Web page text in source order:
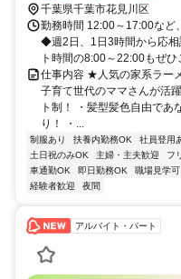
分
千葉県千葉市花見川区
勤務時間 12:00～17:00な
◆週2日、1日3時間から応
ト時間の8:00～22:00もぜひ
仕事内容 ★人気の家系ラー
子育て世代のママさんが活
ト制！ ・髪型髪色自由であ
り！ ・...
制服あり 扶養内勤務OK 社員登用
土日祝のみOK
主婦・主夫歓迎 フ
車通勤OK
即日勤務OK 職場見学可
経験者歓迎
夜間
アルバイト・パート